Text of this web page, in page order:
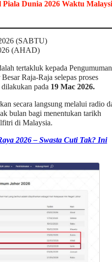
Dunia 2026 Waktu
(SABTU)
(AHAD)
tertakluk kepada Pengumuman
Raja-Raja selepas proses
pada 19 Mac 2026.
secara langsung melalui radio
bulan bagi menentukan tarikh
di Malaysia.
2026 – Swasta Cuti Tak? Ini